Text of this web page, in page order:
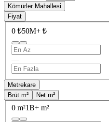
Kömürler Mahallesi
Fiyat
0 ₺50M+ ₺
—
Metrekare
Brüt m²
Net m²
0 m²1B+ m²